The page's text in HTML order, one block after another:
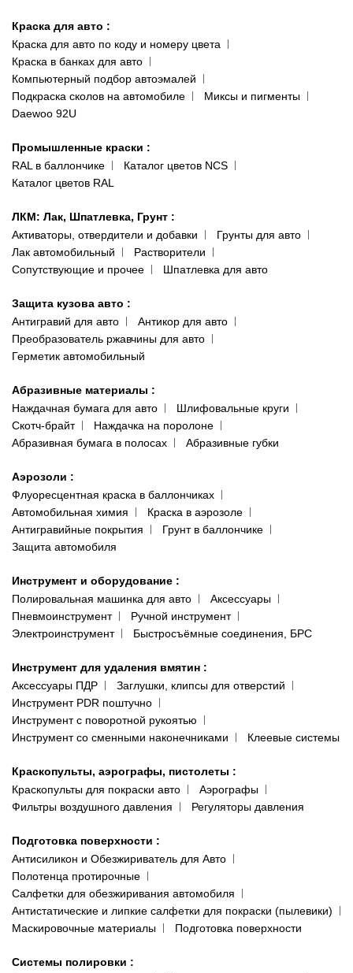
093 611-39-23
(ориентир: Интайм №40)
Одесса
пр-т Акад. Глушко, 29
066 554-97-70
Доставка и оплата
Сотрудничество
Наши публикации
Публичная оферта
Политика конфиденциальности
Краска для авто :
Краска для авто по коду и номеру цвета
Краска в банках для авто
Компьютерный подбор автоэмалей
Подкраска сколов на автомобиле
Миксы и пигменты
Daewoo 92U
Промышленные краски :
RAL в баллончике
Каталог цветов NCS
Каталог цветов RAL
ЛКМ: Лак, Шпатлевка, Грунт :
Активаторы, отвердители и добавки
Грунты для авто
Лак автомобильный
Растворители
Сопутствующие и прочее
Шпатлевка для авто
Защита кузова авто :
Антигравий для авто
Антикор для авто
Преобразователь ржавчины для авто
Герметик автомобильный
Абразивные материалы :
Наждачная бумага для авто
Шлифовальные круги
Скотч-брайт
Наждачка на поролоне
Абразивная бумага в полосах
Абразивные губки
Аэрозоли :
Флуоресцентная краска в баллончиках
Автомобильная химия
Краска в аэрозоле
Антигравийные покрытия
Грунт в баллончике
Защита автомобиля
Инструмент и оборудование :
Полировальная машинка для авто
Аксессуары
Пневмоинструмент
Ручной инструмент
Электроинструмент
Быстросъёмные соединения, БРС
Инструмент для удаления вмятин :
Аксессуары ПДР
Заглушки, клипсы для отверстий
Инструмент PDR поштучно
Инструмент с поворотной рукоятью
Инструмент со сменными наконечниками
Клеевые системы
Краскопульты, аэрографы, пистолеты :
Краскопульты для покраски авто
Аэрографы
Фильтры воздушного давления
Регуляторы давления
Подготовка поверхности :
Антисиликон и Обезжириватель для Авто
Полотенца протирочные
Салфетки для обезжиривания автомобиля
Антистатические и липкие салфетки для покраски (пылевики)
Маскировочные материалы
Подготовка поверхности
Системы полировки :